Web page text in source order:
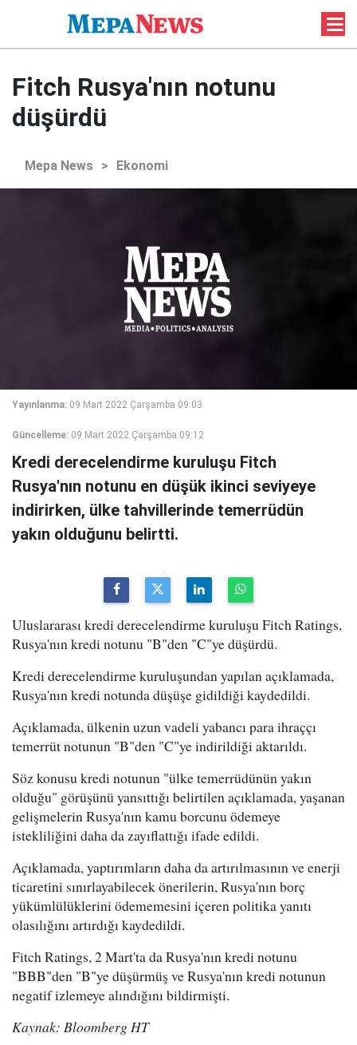
Fitch Rusya'nın notunu
düşürdü
Mepa News > Ekonomi
Yayınlanma: 09 Mart 2022 Çarşamba 09:03
Güncelleme: 09 Mart 2022 Çarşamba 09:12
Kredi derecelendirme kuruluşu Fitch
Rusya'nın notunu en düşük ikinci seviyeye
indirirken, ülke tahvillerinde temerrüdün
yakın olduğunu belirtti.
Uluslararası kredi derecelendirme kuruluşu Fitch Ratings,
Rusya'nın kredi notunu "B"den "C"ye düşürdü.
Kredi derecelendirme kuruluşundan yapılan açıklamada,
Rusya'nın kredi notunda düşüşe gidildiği kaydedildi.
Açıklamada, ülkenin uzun vadeli yabancı para ihraççı
temerrüt notunun "B"den "C"ye indirildiği aktarıldı.
Söz konusu kredi notunun "ülke temerrüdünün yakın
olduğu" görüşünü yansıttığı belirtilen açıklamada, yaşanan
gelişmelerin Rusya'nın kamu borcunu ödemeye
istekliliğini daha da zayıflattığı ifade edildi.
Açıklamada, yaptırımların daha da artırılmasının ve enerji
ticaretini sınırlayabilecek önerilerin, Rusya'nın borç
yükümlülüklerini ödememesini içeren politika yanıtı
olasılığını artırdığı kaydedildi.
Fitch Ratings, 2 Mart'ta da Rusya'nın kredi notunu
"BBB"den "B"ye düşürmüş ve Rusya'nın kredi notunun
negatif izlemeye alındığını bildirmişti.
Kaynak: Bloomberg HT